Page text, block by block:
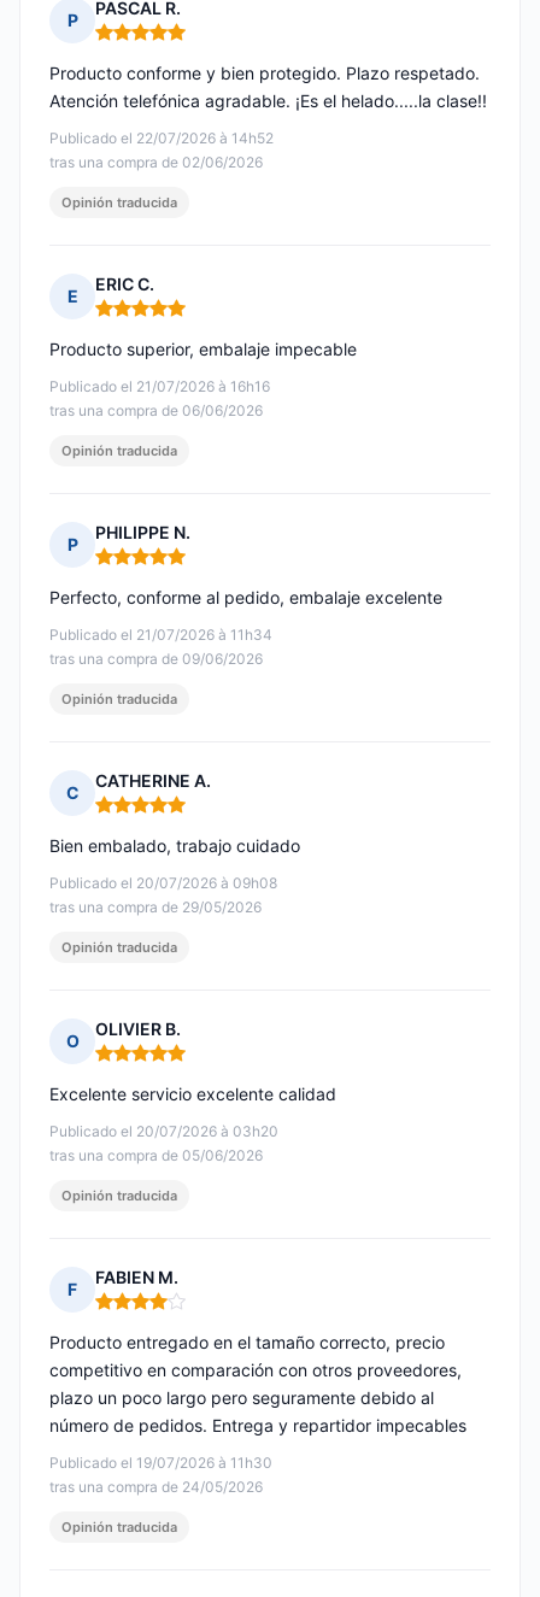
P
PASCAL R.
Nota: 5 de 5
Publicado el 22/07/2026 à 14h52
tras una compra de 02/06/2026
Producto conforme y bien protegido. Plazo respetado.
Atención telefónica agradable. ¡Es el helado.....la clase!!
Opinión traducida
E
ERIC C.
Nota: 5 de 5
Publicado el 21/07/2026 à 16h16
tras una compra de 06/06/2026
Producto superior, embalaje impecable
Opinión traducida
P
PHILIPPE N.
Nota: 5 de 5
Publicado el 21/07/2026 à 11h34
tras una compra de 09/06/2026
Perfecto, conforme al pedido, embalaje excelente
Opinión traducida
C
CATHERINE A.
Nota: 5 de 5
Publicado el 20/07/2026 à 09h08
tras una compra de 29/05/2026
Bien embalado, trabajo cuidado
Opinión traducida
O
OLIVIER B.
Nota: 5 de 5
Publicado el 20/07/2026 à 03h20
tras una compra de 05/06/2026
Excelente servicio excelente calidad
Opinión traducida
F
FABIEN M.
Nota: 4 de 5
Publicado el 19/07/2026 à 11h30
tras una compra de 24/05/2026
Producto entregado en el tamaño correcto, precio
competitivo en comparación con otros proveedores,
plazo un poco largo pero seguramente debido al
número de pedidos. Entrega y repartidor impecables
Opinión traducida